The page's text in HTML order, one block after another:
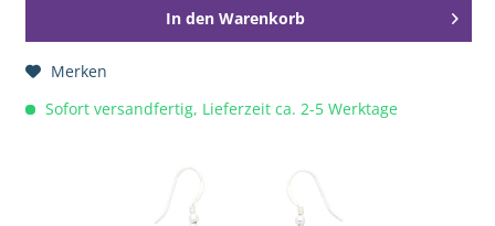
In den Warenkorb
Merken
Sofort versandfertig, Lieferzeit ca. 2-5 Werktage